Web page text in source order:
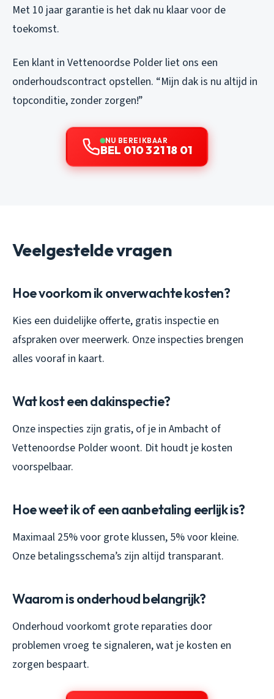
Met 10 jaar garantie is het dak nu klaar voor de
toekomst.
Een klant in Vettenoordse Polder liet ons een
onderhoudscontract opstellen. “Mijn dak is nu altijd in
topconditie, zonder zorgen!”
NU BEREIKBAAR
BEL 010 321 18 01
Veelgestelde vragen
Hoe voorkom ik onverwachte kosten?
Kies een duidelijke offerte, gratis inspectie en
afspraken over meerwerk. Onze inspecties brengen
alles vooraf in kaart.
Wat kost een dakinspectie?
Onze inspecties zijn gratis, of je in Ambacht of
Vettenoordse Polder woont. Dit houdt je kosten
voorspelbaar.
Hoe weet ik of een aanbetaling eerlijk is?
Maximaal 25% voor grote klussen, 5% voor kleine.
Onze betalingsschema’s zijn altijd transparant.
Waarom is onderhoud belangrijk?
Onderhoud voorkomt grote reparaties door
problemen vroeg te signaleren, wat je kosten en
zorgen bespaart.